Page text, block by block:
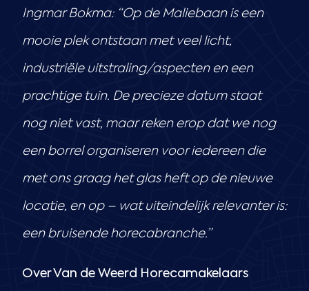
Ingmar Bokma: “Op de Maliebaan is een
mooie plek ontstaan met veel licht,
industriële uitstraling/aspecten en een
prachtige tuin. De precieze datum staat
nog niet vast, maar reken erop dat we nog
een borrel organiseren voor iedereen die
met ons graag het glas heft op de nieuwe
locatie, en op – wat uiteindelijk relevanter is:
een bruisende horecabranche.”
Over Van de Weerd Horecamakelaars